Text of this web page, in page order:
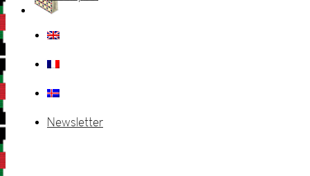
Newsletter